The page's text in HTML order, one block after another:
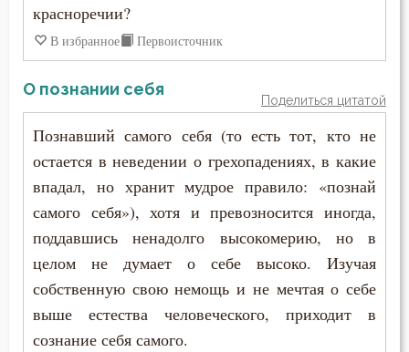
Чревоугодие
Чудо
Язык
красноречии?
В избранное Первоисточник
О познании себя
Поделиться цитатой
Познавший самого себя (то есть тот, кто не
остается в неведении о грехопадениях, в какие
впадал, но хранит мудрое правило: «познай
самого себя»), хотя и превозносится иногда,
поддавшись ненадолго высокомерию, но в
целом не думает о себе высоко. Изучая
собственную свою немощь и не мечтая о себе
выше естества человеческого, приходит в
сознание себя самого.